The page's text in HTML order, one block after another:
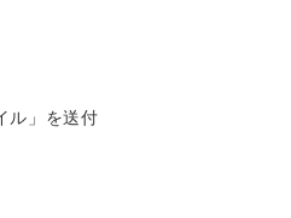
ル」を送付